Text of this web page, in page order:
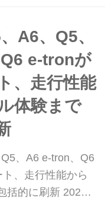
ムMHEV plusをは
コンポーネント
パフォーマンスア
A6、Q5、
e-tronが
、走行性能
体験まで
、A6 e-tron、Q6
、走行性能から
括的に刷新 2025